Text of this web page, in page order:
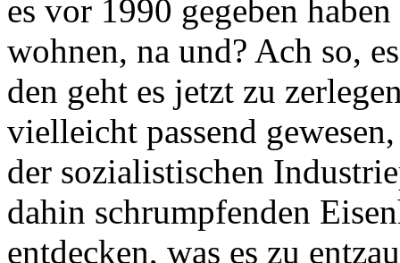
es vor 1990 gegeben
wohnen, na und? Ach so,
den geht es jetzt zu
vielleicht passend
der sozialistischen
dahin schrumpfenden
entdecken, was es zu